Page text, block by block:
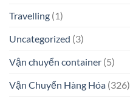
Travelling (1)
Uncategorized (3)
Vận chuyển container (5)
Vận Chuyển Hàng Hóa (326)